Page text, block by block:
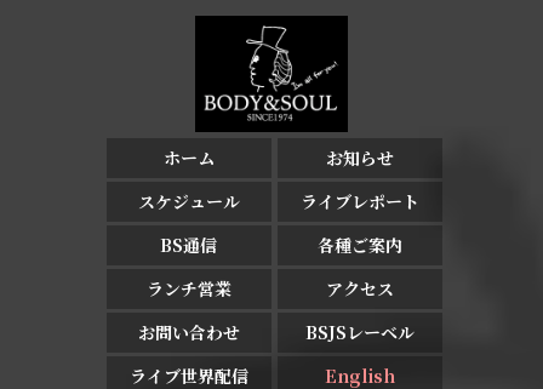
ホーム
お知らせ
スケジュール
ライブレポート
BS通信
各種ご案内
ランチ営業
アクセス
お問い合わせ
BSJSレーベル
ライブ世界配信
English